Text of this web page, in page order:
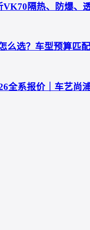
隔热、防爆、
么选？车型预算匹
全系报价｜车艺尚